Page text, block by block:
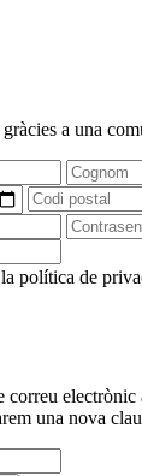
gràcies a una
política de
correu electrònic
una nova clau